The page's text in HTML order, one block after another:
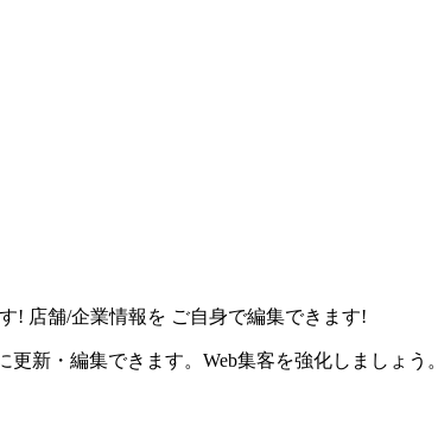
! 店舗/企業情報を ご自身で編集できます!
新・編集できます。Web集客を強化しましょう。